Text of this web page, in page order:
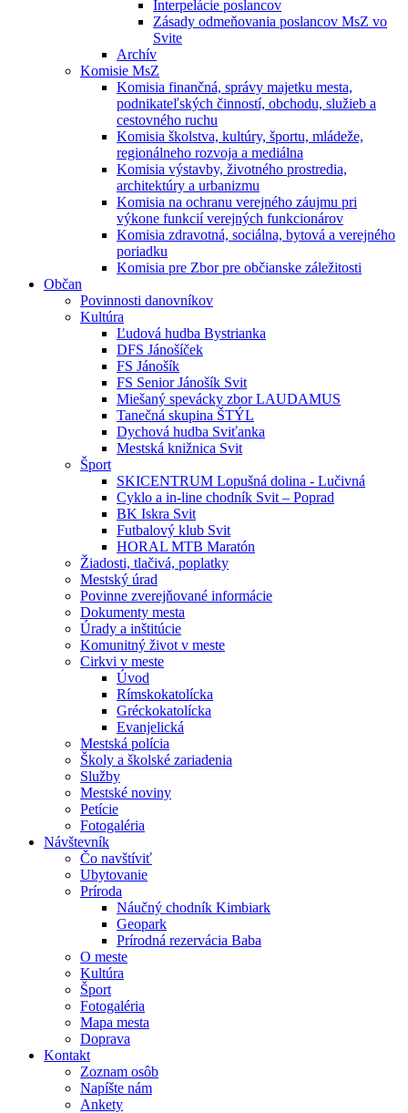
Interpelácie poslancov
Zásady odmeňovania poslancov MsZ vo
Svite
Archív
Komisie MsZ
Komisia finančná, správy majetku mesta,
podnikateľských činností, obchodu, služieb a
cestovného ruchu
Komisia školstva, kultúry, športu, mládeže,
regionálneho rozvoja a mediálna
Komisia výstavby, životného prostredia,
architektúry a urbanizmu
Komisia na ochranu verejného záujmu pri
výkone funkcií verejných funkcionárov
Komisia zdravotná, sociálna, bytová a verejného
poriadku
Komisia pre Zbor pre občianske záležitosti
Občan
Povinnosti danovníkov
Kultúra
Ľudová hudba Bystrianka
DFS Jánošíček
FS Jánošík
FS Senior Jánošík Svit
Miešaný spevácky zbor LAUDAMUS
Tanečná skupina ŠTÝL
Dychová hudba Sviťanka
Mestská knižnica Svit
Šport
SKICENTRUM Lopušná dolina - Lučivná
Cyklo a in-line chodník Svit – Poprad
BK Iskra Svit
Futbalový klub Svit
HORAL MTB Maratón
Žiadosti, tlačivá, poplatky
Mestský úrad
Povinne zverejňované informácie
Dokumenty mesta
Úrady a inštitúcie
Komunitný život v meste
Cirkvi v meste
Úvod
Rímskokatolícka
Gréckokatolícka
Evanjelická
Mestská polícia
Školy a školské zariadenia
Služby
Mestské noviny
Petície
Fotogaléria
Návštevník
Čo navštíviť
Ubytovanie
Príroda
Náučný chodník Kimbiark
Geopark
Prírodná rezervácia Baba
O meste
Kultúra
Šport
Fotogaléria
Mapa mesta
Doprava
Kontakt
Zoznam osôb
Napíšte nám
Ankety